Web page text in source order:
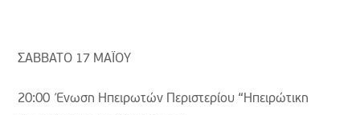
ΣΑΒΒΑΤΟ 17 ΜΑΪΟΥ
20:00 Ένωση Ηπειρωτών Περιστερίου “Ηπειρώτικη